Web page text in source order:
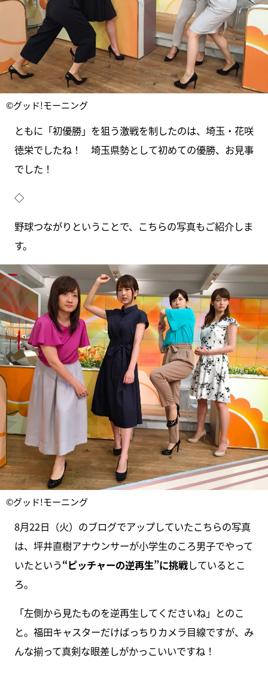
©グッド!モーニング
ともに「初優勝」を狙う激戦を制したのは、埼玉・花咲
徳栄でしたね！ 埼玉県勢として初めての優勝、お見事
でした！
◇
野球つながりということで、こちらの写真もご紹介しま
す。
©グッド!モーニング
8月22日（火）のブログでアップしていたこちらの写真
は、坪井直樹アナウンサーが小学生のころ男子でやって
いたという“ピッチャーの逆再生”に挑戦しているとこ
ろ。
「左側から見たものを逆再生してくださいね」とのこ
と。福田キャスターだけばっちりカメラ目線ですが、み
んな揃って真剣な眼差しがかっこいいですね！